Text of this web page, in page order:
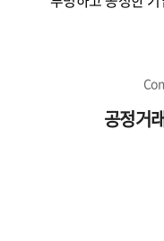
공정거